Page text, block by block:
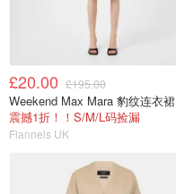
£20.00 £195.00
Weekend Max Mara 豹纹连衣裙
震撼1折！！S/M/L码捡漏
Flannels UK